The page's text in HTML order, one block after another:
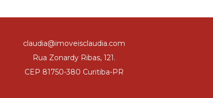
claudia@imoveisclaudia.com
Rua Zonardy Ribas, 121.
CEP 81750-380 Curitiba-PR